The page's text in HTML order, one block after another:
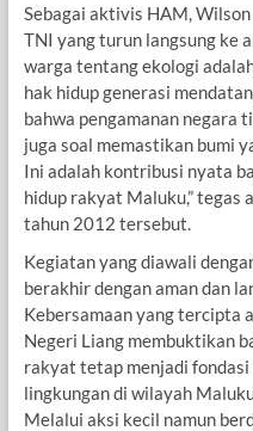
Sebagai aktivis HAM,
TNI yang turun langsung ke
warga tentang ekologi
hak hidup generasi
bahwa pengamanan negara
juga soal memastikan bumi
Ini adalah kontribusi nyata
hidup rakyat Maluku,” tegas
tahun 2012 tersebut.
Kegiatan yang diawali
berakhir dengan aman dan
Kebersamaan yang tercipta
Negeri Liang membuktikan
rakyat tetap menjadi
lingkungan di wilayah
Melalui aksi kecil namun